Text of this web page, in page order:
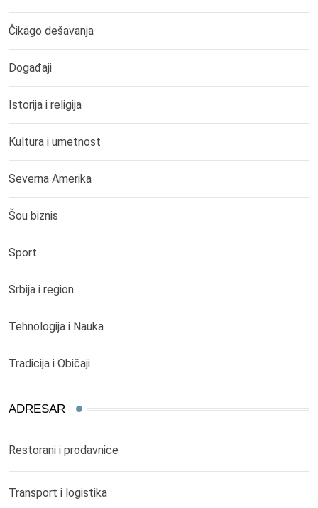
Čikago dešavanja
Događaji
Istorija i religija
Kultura i umetnost
Severna Amerika
Šou biznis
Sport
Srbija i region
Tehnologija i Nauka
Tradicija i Običaji
ADRESAR
Restorani i prodavnice
Transport i logistika